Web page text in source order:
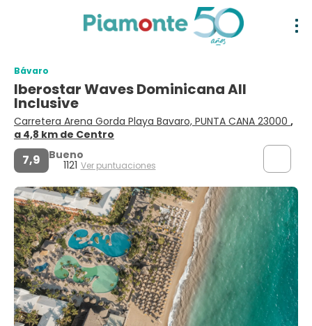
Bávaro
Iberostar Waves Dominicana All
Inclusive
Carretera Arena Gorda Playa Bavaro, PUNTA CANA 23000 ,
a 4,8 km de Centro
7,9 Bueno
1121 Ver puntuaciones